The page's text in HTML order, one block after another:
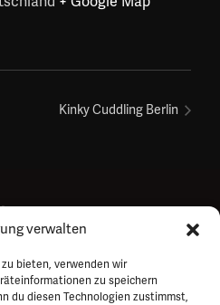
verwalten
bieten, verwenden wir
zu speichern
du diesen Technologien zustimmst,
Kinky Cuddling Berlin